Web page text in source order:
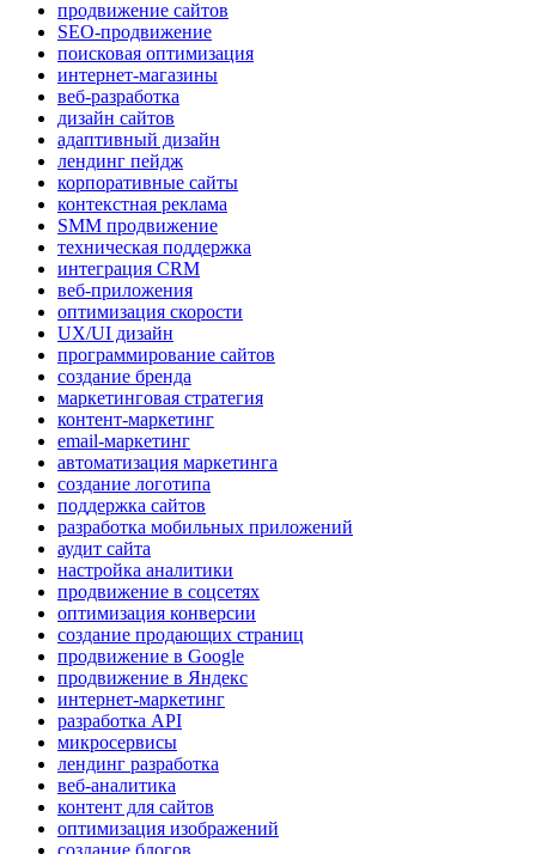
продвижение сайтов
SEO-продвижение
поисковая оптимизация
интернет-магазины
веб-разработка
дизайн сайтов
адаптивный дизайн
лендинг пейдж
корпоративные сайты
контекстная реклама
SMM продвижение
техническая поддержка
интеграция CRM
веб-приложения
оптимизация скорости
UX/UI дизайн
программирование сайтов
создание бренда
маркетинговая стратегия
контент-маркетинг
email-маркетинг
автоматизация маркетинга
создание логотипа
поддержка сайтов
разработка мобильных приложений
аудит сайта
настройка аналитики
продвижение в соцсетях
оптимизация конверсии
создание продающих страниц
продвижение в Google
продвижение в Яндекс
интернет-маркетинг
разработка API
микросервисы
лендинг разработка
веб-аналитика
контент для сайтов
оптимизация изображений